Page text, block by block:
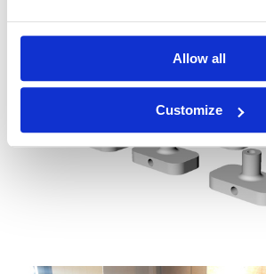
Allow all
Customize